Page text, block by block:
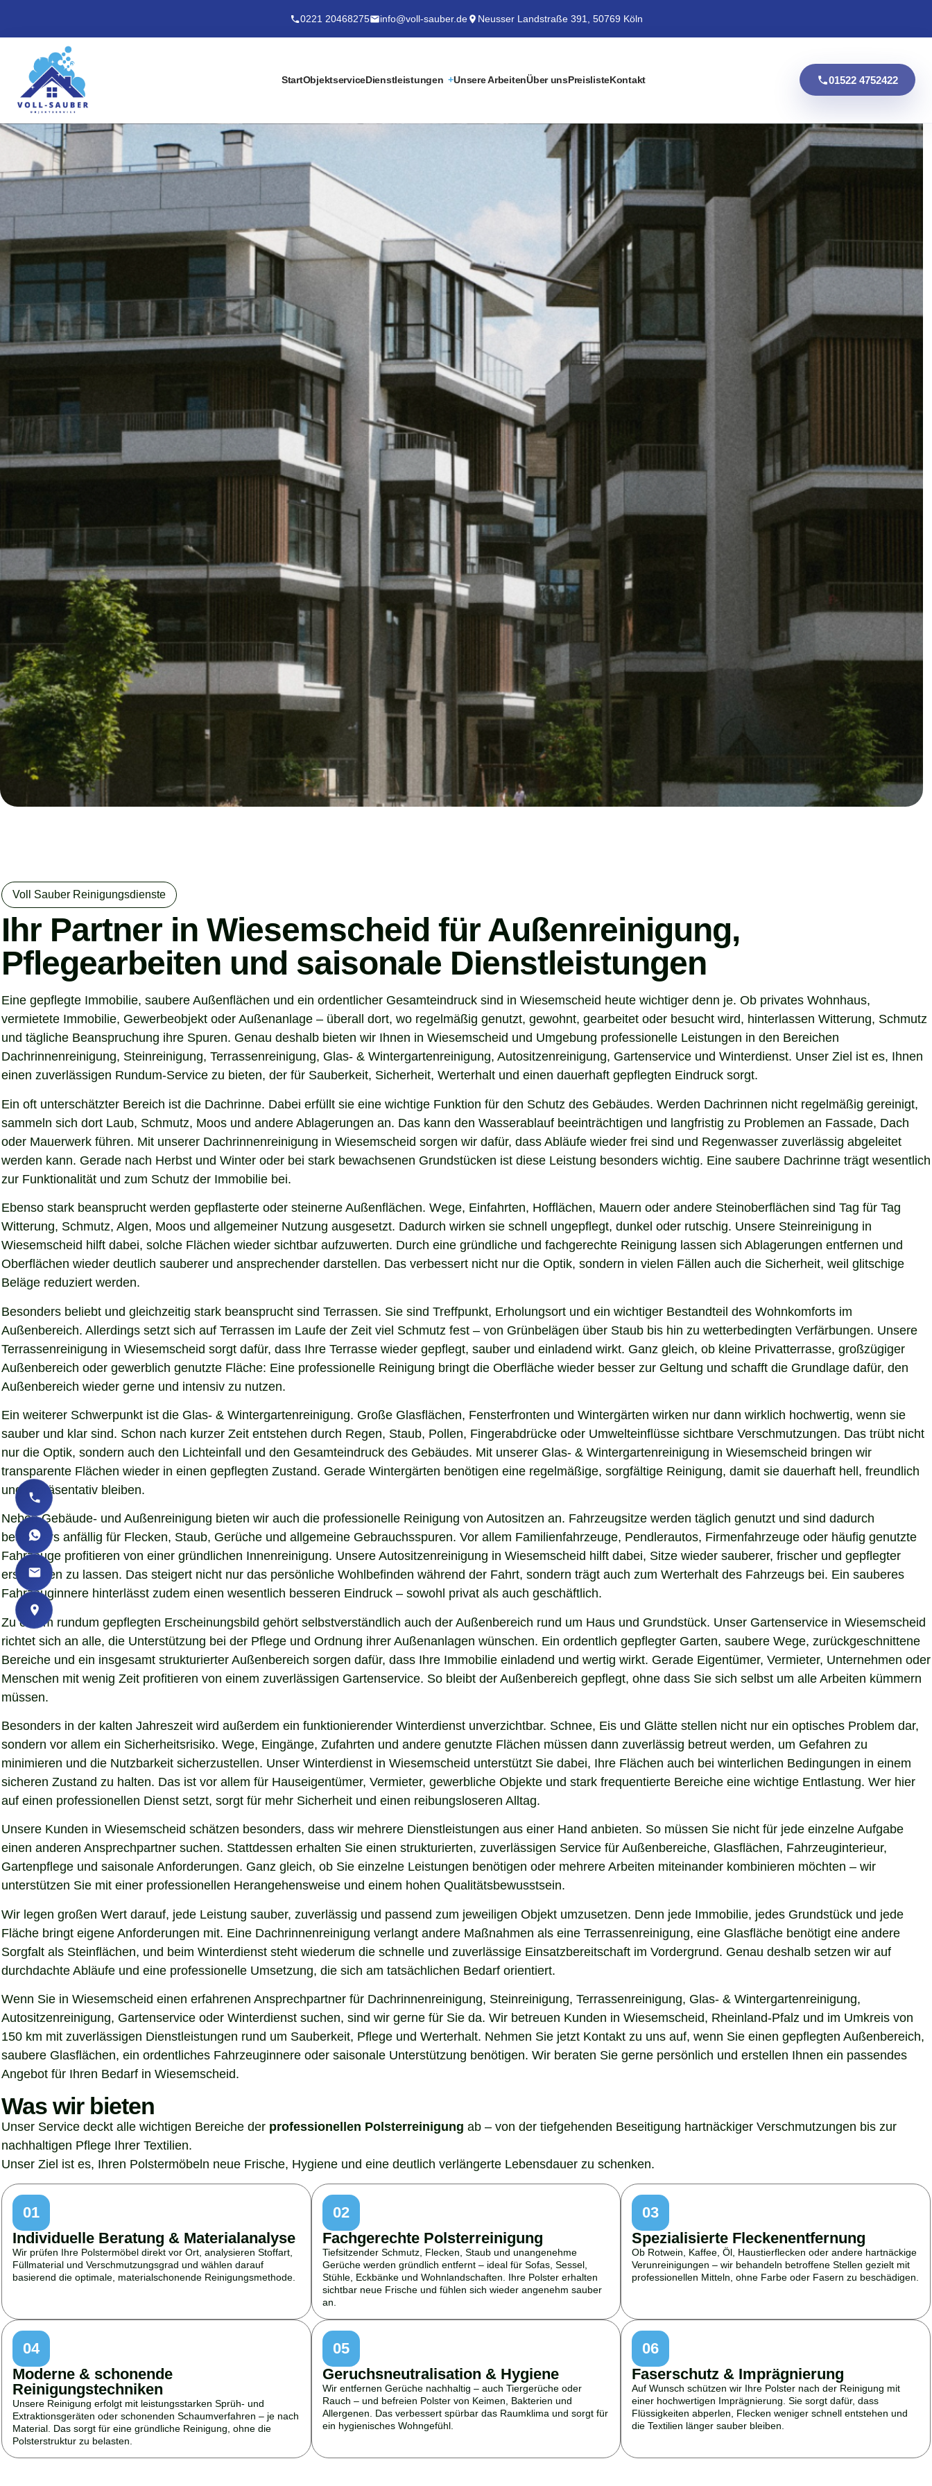
0221 20468275 info@voll-sauber.de Neusser Landstraße 391, 50769 Köln
StartObjektserviceDienstleistungen Unsere ArbeitenÜber unsPreislisteKontakt 01522 4752422
Voll Sauber Reinigungsdienste
Ihr Partner in Wiesemscheid für Außenreinigung,
Pflegearbeiten und saisonale Dienstleistungen
Eine gepflegte Immobilie, saubere Außenflächen und ein ordentlicher Gesamteindruck sind in Wiesemscheid heute wichtiger denn je. Ob privates Wohnhaus,
vermietete Immobilie, Gewerbeobjekt oder Außenanlage – überall dort, wo regelmäßig genutzt, gewohnt, gearbeitet oder besucht wird, hinterlassen Witterung, Schmutz
und tägliche Beanspruchung ihre Spuren. Genau deshalb bieten wir Ihnen in Wiesemscheid und Umgebung professionelle Leistungen in den Bereichen
Dachrinnenreinigung, Steinreinigung, Terrassenreinigung, Glas- & Wintergartenreinigung, Autositzenreinigung, Gartenservice und Winterdienst. Unser Ziel ist es, Ihnen
einen zuverlässigen Rundum-Service zu bieten, der für Sauberkeit, Sicherheit, Werterhalt und einen dauerhaft gepflegten Eindruck sorgt.
Ein oft unterschätzter Bereich ist die Dachrinne. Dabei erfüllt sie eine wichtige Funktion für den Schutz des Gebäudes. Werden Dachrinnen nicht regelmäßig gereinigt,
sammeln sich dort Laub, Schmutz, Moos und andere Ablagerungen an. Das kann den Wasserablauf beeinträchtigen und langfristig zu Problemen an Fassade, Dach
oder Mauerwerk führen. Mit unserer Dachrinnenreinigung in Wiesemscheid sorgen wir dafür, dass Abläufe wieder frei sind und Regenwasser zuverlässig abgeleitet
werden kann. Gerade nach Herbst und Winter oder bei stark bewachsenen Grundstücken ist diese Leistung besonders wichtig. Eine saubere Dachrinne trägt wesentlich
zur Funktionalität und zum Schutz der Immobilie bei.
Ebenso stark beansprucht werden gepflasterte oder steinerne Außenflächen. Wege, Einfahrten, Hofflächen, Mauern oder andere Steinoberflächen sind Tag für Tag
Witterung, Schmutz, Algen, Moos und allgemeiner Nutzung ausgesetzt. Dadurch wirken sie schnell ungepflegt, dunkel oder rutschig. Unsere Steinreinigung in
Wiesemscheid hilft dabei, solche Flächen wieder sichtbar aufzuwerten. Durch eine gründliche und fachgerechte Reinigung lassen sich Ablagerungen entfernen und
Oberflächen wieder deutlich sauberer und ansprechender darstellen. Das verbessert nicht nur die Optik, sondern in vielen Fällen auch die Sicherheit, weil glitschige
Beläge reduziert werden.
Besonders beliebt und gleichzeitig stark beansprucht sind Terrassen. Sie sind Treffpunkt, Erholungsort und ein wichtiger Bestandteil des Wohnkomforts im
Außenbereich. Allerdings setzt sich auf Terrassen im Laufe der Zeit viel Schmutz fest – von Grünbelägen über Staub bis hin zu wetterbedingten Verfärbungen. Unsere
Terrassenreinigung in Wiesemscheid sorgt dafür, dass Ihre Terrasse wieder gepflegt, sauber und einladend wirkt. Ganz gleich, ob kleine Privatterrasse, großzügiger
Außenbereich oder gewerblich genutzte Fläche: Eine professionelle Reinigung bringt die Oberfläche wieder besser zur Geltung und schafft die Grundlage dafür, den
Außenbereich wieder gerne und intensiv zu nutzen.
Ein weiterer Schwerpunkt ist die Glas- & Wintergartenreinigung. Große Glasflächen, Fensterfronten und Wintergärten wirken nur dann wirklich hochwertig, wenn sie
sauber und klar sind. Schon nach kurzer Zeit entstehen durch Regen, Staub, Pollen, Fingerabdrücke oder Umwelteinflüsse sichtbare Verschmutzungen. Das trübt nicht
nur die Optik, sondern auch den Lichteinfall und den Gesamteindruck des Gebäudes. Mit unserer Glas- & Wintergartenreinigung in Wiesemscheid bringen wir
transparente Flächen wieder in einen gepflegten Zustand. Gerade Wintergärten benötigen eine regelmäßige, sorgfältige Reinigung, damit sie dauerhaft hell, freundlich
und repräsentativ bleiben.
Neben Gebäude- und Außenreinigung bieten wir auch die professionelle Reinigung von Autositzen an. Fahrzeugsitze werden täglich genutzt und sind dadurch
besonders anfällig für Flecken, Staub, Gerüche und allgemeine Gebrauchsspuren. Vor allem Familienfahrzeuge, Pendlerautos, Firmenfahrzeuge oder häufig genutzte
Fahrzeuge profitieren von einer gründlichen Innenreinigung. Unsere Autositzenreinigung in Wiesemscheid hilft dabei, Sitze wieder sauberer, frischer und gepflegter
erscheinen zu lassen. Das steigert nicht nur das persönliche Wohlbefinden während der Fahrt, sondern trägt auch zum Werterhalt des Fahrzeugs bei. Ein sauberes
Fahrzeuginnere hinterlässt zudem einen wesentlich besseren Eindruck – sowohl privat als auch geschäftlich.
Zu einem rundum gepflegten Erscheinungsbild gehört selbstverständlich auch der Außenbereich rund um Haus und Grundstück. Unser Gartenservice in Wiesemscheid
richtet sich an alle, die Unterstützung bei der Pflege und Ordnung ihrer Außenanlagen wünschen. Ein ordentlich gepflegter Garten, saubere Wege, zurückgeschnittene
Bereiche und ein insgesamt strukturierter Außenbereich sorgen dafür, dass Ihre Immobilie einladend und wertig wirkt. Gerade Eigentümer, Vermieter, Unternehmen oder
Menschen mit wenig Zeit profitieren von einem zuverlässigen Gartenservice. So bleibt der Außenbereich gepflegt, ohne dass Sie sich selbst um alle Arbeiten kümmern
müssen.
Besonders in der kalten Jahreszeit wird außerdem ein funktionierender Winterdienst unverzichtbar. Schnee, Eis und Glätte stellen nicht nur ein optisches Problem dar,
sondern vor allem ein Sicherheitsrisiko. Wege, Eingänge, Zufahrten und andere genutzte Flächen müssen dann zuverlässig betreut werden, um Gefahren zu
minimieren und die Nutzbarkeit sicherzustellen. Unser Winterdienst in Wiesemscheid unterstützt Sie dabei, Ihre Flächen auch bei winterlichen Bedingungen in einem
sicheren Zustand zu halten. Das ist vor allem für Hauseigentümer, Vermieter, gewerbliche Objekte und stark frequentierte Bereiche eine wichtige Entlastung. Wer hier
auf einen professionellen Dienst setzt, sorgt für mehr Sicherheit und einen reibungsloseren Alltag.
Unsere Kunden in Wiesemscheid schätzen besonders, dass wir mehrere Dienstleistungen aus einer Hand anbieten. So müssen Sie nicht für jede einzelne Aufgabe
einen anderen Ansprechpartner suchen. Stattdessen erhalten Sie einen strukturierten, zuverlässigen Service für Außenbereiche, Glasflächen, Fahrzeuginterieur,
Gartenpflege und saisonale Anforderungen. Ganz gleich, ob Sie einzelne Leistungen benötigen oder mehrere Arbeiten miteinander kombinieren möchten – wir
unterstützen Sie mit einer professionellen Herangehensweise und einem hohen Qualitätsbewusstsein.
Wir legen großen Wert darauf, jede Leistung sauber, zuverlässig und passend zum jeweiligen Objekt umzusetzen. Denn jede Immobilie, jedes Grundstück und jede
Fläche bringt eigene Anforderungen mit. Eine Dachrinnenreinigung verlangt andere Maßnahmen als eine Terrassenreinigung, eine Glasfläche benötigt eine andere
Sorgfalt als Steinflächen, und beim Winterdienst steht wiederum die schnelle und zuverlässige Einsatzbereitschaft im Vordergrund. Genau deshalb setzen wir auf
durchdachte Abläufe und eine professionelle Umsetzung, die sich am tatsächlichen Bedarf orientiert.
Wenn Sie in Wiesemscheid einen erfahrenen Ansprechpartner für Dachrinnenreinigung, Steinreinigung, Terrassenreinigung, Glas- & Wintergartenreinigung,
Autositzenreinigung, Gartenservice oder Winterdienst suchen, sind wir gerne für Sie da. Wir betreuen Kunden in Wiesemscheid, Rheinland-Pfalz und im Umkreis von
150 km mit zuverlässigen Dienstleistungen rund um Sauberkeit, Pflege und Werterhalt. Nehmen Sie jetzt Kontakt zu uns auf, wenn Sie einen gepflegten Außenbereich,
saubere Glasflächen, ein ordentliches Fahrzeuginnere oder saisonale Unterstützung benötigen. Wir beraten Sie gerne persönlich und erstellen Ihnen ein passendes
Angebot für Ihren Bedarf in Wiesemscheid.
Was wir bieten
Unser Service deckt alle wichtigen Bereiche der professionellen Polsterreinigung ab – von der tiefgehenden Beseitigung hartnäckiger Verschmutzungen bis zur
nachhaltigen Pflege Ihrer Textilien.
Unser Ziel ist es, Ihren Polstermöbeln neue Frische, Hygiene und eine deutlich verlängerte Lebensdauer zu schenken.
01
Individuelle Beratung & Materialanalyse
Wir prüfen Ihre Polstermöbel direkt vor Ort, analysieren Stoffart,
Füllmaterial und Verschmutzungsgrad und wählen darauf
basierend die optimale, materialschonende Reinigungsmethode.
02
Fachgerechte Polsterreinigung
Tiefsitzender Schmutz, Flecken, Staub und unangenehme
Gerüche werden gründlich entfernt – ideal für Sofas, Sessel,
Stühle, Eckbänke und Wohnlandschaften. Ihre Polster erhalten
sichtbar neue Frische und fühlen sich wieder angenehm sauber
an.
03
Spezialisierte Fleckenentfernung
Ob Rotwein, Kaffee, Öl, Haustierflecken oder andere hartnäckige
Verunreinigungen – wir behandeln betroffene Stellen gezielt mit
professionellen Mitteln, ohne Farbe oder Fasern zu beschädigen.
04
Moderne & schonende
Reinigungstechniken
Unsere Reinigung erfolgt mit leistungsstarken Sprüh- und
Extraktionsgeräten oder schonenden Schaumverfahren – je nach
Material. Das sorgt für eine gründliche Reinigung, ohne die
Polsterstruktur zu belasten.
05
Geruchsneutralisation & Hygiene
Wir entfernen Gerüche nachhaltig – auch Tiergerüche oder
Rauch – und befreien Polster von Keimen, Bakterien und
Allergenen. Das verbessert spürbar das Raumklima und sorgt für
ein hygienisches Wohngefühl.
06
Faserschutz & Imprägnierung
Auf Wunsch schützen wir Ihre Polster nach der Reinigung mit
einer hochwertigen Imprägnierung. Sie sorgt dafür, dass
Flüssigkeiten abperlen, Flecken weniger schnell entstehen und
die Textilien länger sauber bleiben.